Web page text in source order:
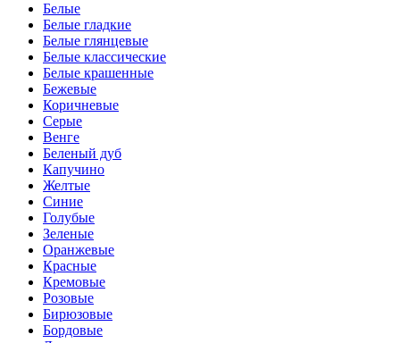
Белые
Белые гладкие
Белые глянцевые
Белые классические
Белые крашенные
Бежевые
Коричневые
Серые
Венге
Беленый дуб
Капучино
Желтые
Синие
Голубые
Зеленые
Оранжевые
Красные
Кремовые
Розовые
Бирюзовые
Бордовые